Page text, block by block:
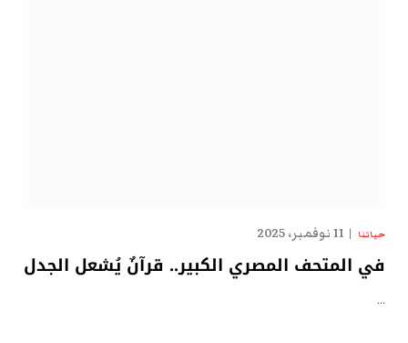
حياتنا 11 نوفمبر، 2025
في المتحف المصري الكبير.. قرآنٌ يُشعل الجدل
…